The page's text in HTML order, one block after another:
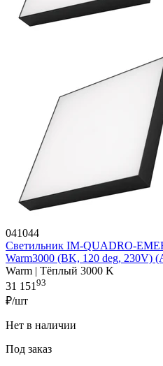
041044
Светильник IM-QUADRO-
Warm3000 (BK, 120 deg, 230V)
Warm | Тёплый 3000 K
31 15193
₽/шт
Нет в наличии
Под заказ